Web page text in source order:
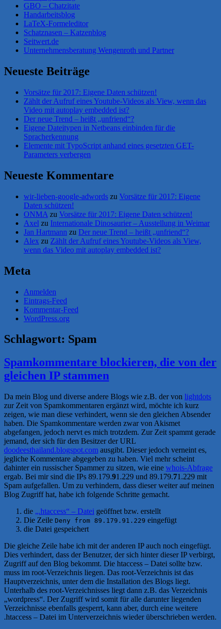
GBO – Chatzitate
Handarbeitsblog
LaTeX-Formeleditor
Schatznasen – Katzenblog
Seitwert.de
Unternehmensberatung Wengenroth und Partner
Neueste Beiträge
Vorsätze für 2017: Eigene Daten schützen!
Zählt der Aufruf eines Youtube-Videos als View, wenn das
Video mit autoplay embedded ist?
Der neue Trend – heißt „unfriend“?
Eigene Dateitypen in Netbeans einbinden für die
Spracherkennung
Elemente mit TypoScript anhand eines gesetzten GET-
Parameters verbergen
Neueste Kommentare
wir-lieben-google-adwords zu Vorsätze für 2017: Eigene
Daten schützen!
ONMA zu Vorsätze für 2017: Eigene Daten schützen!
Axel zu Internationale Dinosaurier – Ausstellung in Weimar
Jan Hartmann zu Der neue Trend – heißt „unfriend“?
Alex zu Zählt der Aufruf eines Youtube-Videos als View,
wenn das Video mit autoplay embedded ist?
Meta
Anmelden
Eintrags-Feed
Kommentar-Feed
WordPress.org
Schlagwort: Spam
Spamkommentare blockieren, die von der
gleichen IP stammen
Da mein Blog und diverse andere Blogs wie z.B. der von lightdots
zur Zeit von Spamkommentaren ergänzt wird, möchte ich kurz
zeigen, wie man diese verhindert, wenn sie den gleichen Absender
haben. Die Spamkommentare werden zwar von Akismet
abgefangen, jedoch nervt es mich trotzdem. Zur Zeit spammt gerade
jemand, der sich für den Besitzer der URL
doodeesthailand.blogspot.com ausgibt. Dieser jedoch verneint es,
jegliche Kommentare abgegeben zu haben. Viel mehr scheint
dahinter ein russischer Spammer zu sitzen, wie eine whois-Abfrage
ergab. Bei mir sind die IPs 89.179.91.229 und 89.179.71.229 mit
Spam aufgefallen. Um zu verhindern, dass dieser weiter auf meinen
Blog Zugriff hat, habe ich folgende Schritte gemacht.
die „.htaccess“ – Datei geöffnet bzw. erstellt
Die Zeile Deny from 89.179.91.229 eingefügt
die Datei gespeichert
Die gleiche Zeile habe ich mit der anderen IP auch noch eingefügt.
Dies verhindert, dass der Benutzer, der sich hinter dieser IP verbirgt,
Zugriff auf den Blog bekommt. Die htaccess – Datei sollte bzw.
muss im root-Verzeichnis liegen. Das root-Verzeichnis ist das
Hauptverzeichnis, unter dem die Installation des Blogs liegt.
Unterhalb des root-Verzeichnisses liegt dann z.B. das Verzeichnis
„wordpress“. Der Zugriff wird somit für alle darunter liegenden
Verzeichnisse ebenfalls gesperrt, kann aber, durch eine weitere
.htaccess – Datei im Unterverzeichnis wieder überschrieben werden.